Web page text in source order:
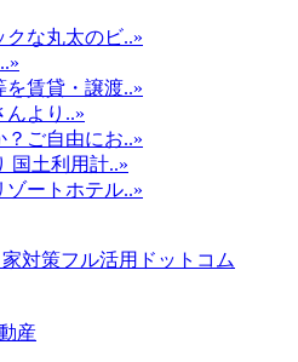
な丸太のビ..»
賃貸・譲渡..»
んより..»
ご自由にお..»
国土利用計..»
ゾートホテル..»